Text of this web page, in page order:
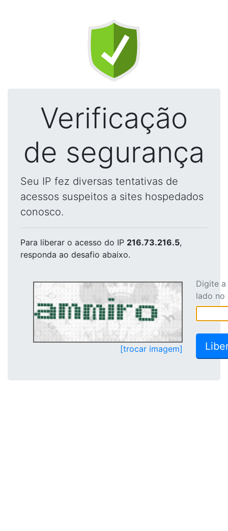
Verificação
de segurança
Seu IP fez diversas tentativas de
acessos suspeitos a sites hospedados
conosco.
Para liberar o acesso do IP 216.73.216.5,
responda ao desafio abaixo.
[trocar imagem]
Digite
lado no